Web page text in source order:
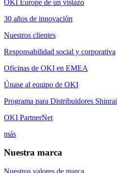
OKI Europe de un vistazo
30 años de innovación
Nuestros clientes
Responsabilidad social y corporativa
Oficinas de OKI en EMEA
Únase al equipo de OKI
Programa para Distribuidores Shinrai
OKI PartnerNet
más
Nuestra marca